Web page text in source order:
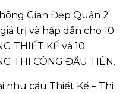
Gian Đẹp Quận 2
trị và hấp dẫn cho 10
THIẾT KẾ và 10
THI CÔNG ĐẦU TIÊN.
nhu cầu Thiết Kế – Thi